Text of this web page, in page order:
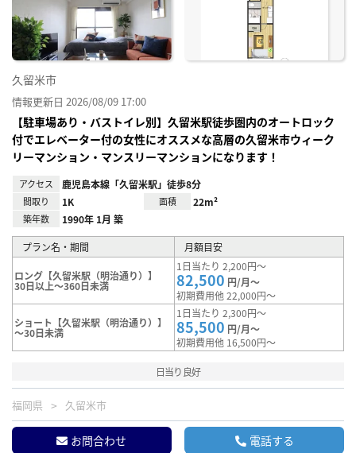
久留米市
情報更新日 2026/08/09 17:00
【駐車場あり・バストイレ別】久留米駅徒歩圏内のオートロック
付でエレベーター付の女性にオススメな高層の久留米市ウィーク
リーマンション・マンスリーマンションになります！
アクセス 鹿児島本線「久留米駅」徒歩8分
間取り 1K 面積 22m²
築年数 1990年 1月 築
プラン名・期間 月額目安
ロング【久留米駅（明治通り）】
30日以上～360日未満
1日当たり 2,200円～
82,500 円/月～
初期費用他 22,000円～
ショート【久留米駅（明治通り）】
～30日未満
1日当たり 2,300円～
85,500 円/月～
初期費用他 16,500円～
日当り良好
福岡県 久留米市
お問合わせ 電話する